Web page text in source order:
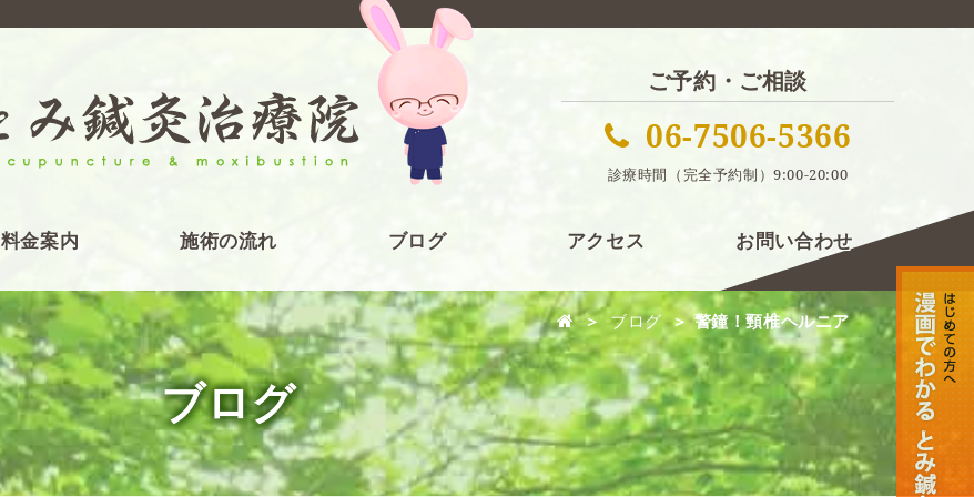
ご予約・ご相談
06-7506-5366
診療時間（完全予約制）9:00-20:00
料金案内 施術の流れ ブログ アクセス お問い合わせ
＞ ブログ ＞ 警鐘！頸椎ヘルニア
ブログ